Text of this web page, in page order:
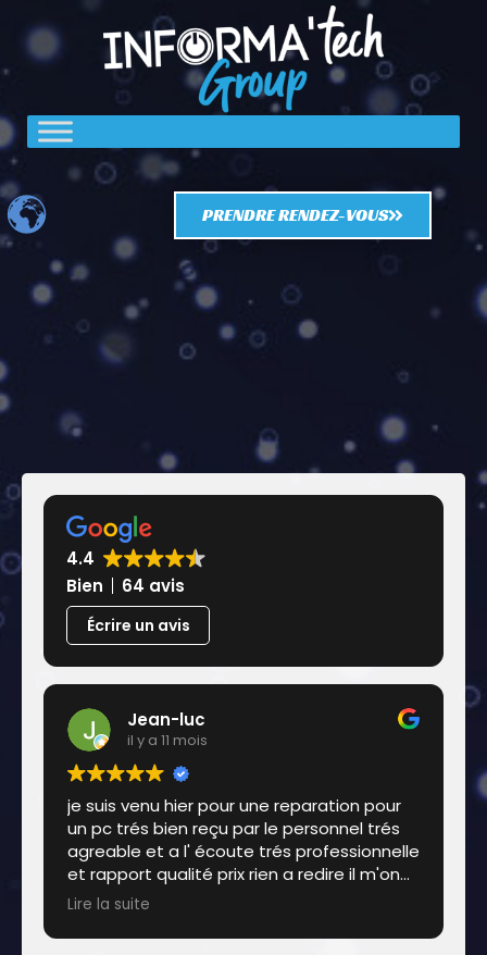
PRENDRE RENDEZ-VOUS
4.4
Bien
64 avis
Écrire un avis
Jean-luc
il y a 11 mois
je suis venu hier pour une reparation pour
un pc trés bien reçu par le personnel trés
agreable et a l' écoute trés professionnelle
et rapport qualité prix rien a redire il m'on
fait la reparation de suite .déja acheter 2
recommande a cent pout cent . bravo a tt
Lire la suite